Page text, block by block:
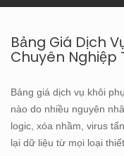
Bảng Giá Dịch
Chuyên Nghiệp
Bảng giá dịch vụ khôi
nào do nhiều nguyên
logic, xóa nhầm, virus
lại dữ liệu từ mọi loại